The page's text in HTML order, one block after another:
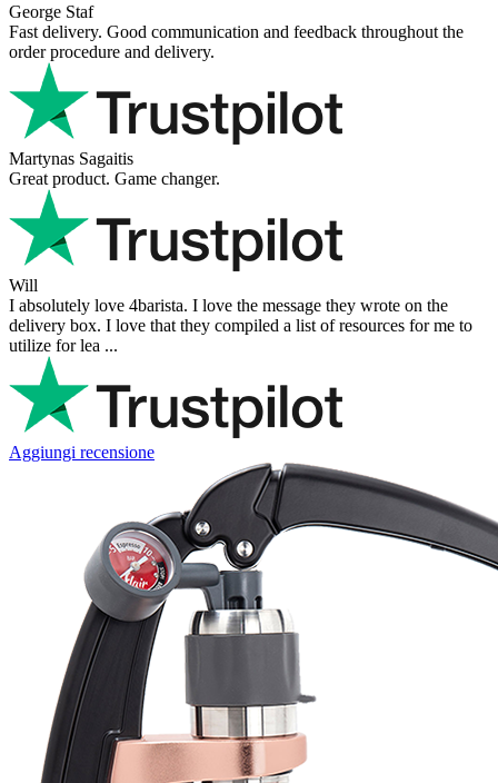
George Staf
Fast delivery. Good communication and feedback throughout the
order procedure and delivery.
Martynas Sagaitis
Great product. Game changer.
Will
I absolutely love 4barista. I love the message they wrote on the
delivery box. I love that they compiled a list of resources for me to
utilize for lea ...
Aggiungi recensione